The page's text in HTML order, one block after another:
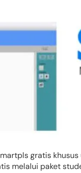
gratis
melalui paket